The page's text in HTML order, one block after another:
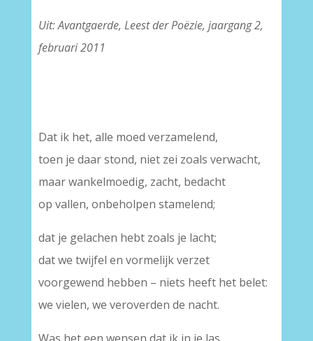
Uit: Avantgaerde, Leest der Poëzie, jaargang 2,
februari 2011
Dat ik het, alle moed verzamelend,
toen je daar stond, niet zei zoals verwacht,
maar wankelmoedig, zacht, bedacht
op vallen, onbeholpen stamelend;
dat je gelachen hebt zoals je lacht;
dat we twijfel en vormelijk verzet
voorgewend hebben – niets heeft het belet:
we vielen, we veroverden de nacht.